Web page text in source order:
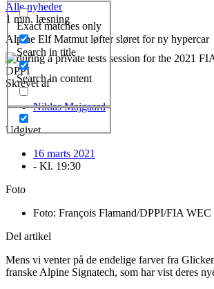
Exact matches only
Search in title
Search in content
Alle nyheder
1 min. læsning
Alpine Elf Matmut løfter sløret for ny hypercar
Skrevet af
Niklas Majgaard
Udgivet
16 marts 2021
- Kl. 19:30
Foto
Foto: François Flamand/DPPI/FIA WEC
Del artikel
Mens vi venter på de endelige farver fra
franske Alpine Signatech, som har vist deres